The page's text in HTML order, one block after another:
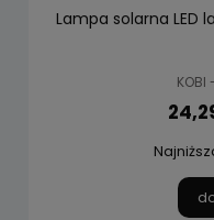
Lampa solarna LED
KOBI